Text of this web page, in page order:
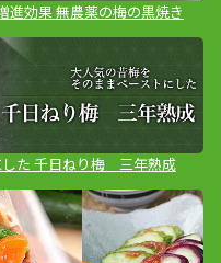
進効果 無農薬の梅の黒焼き
した 千日ねり梅 三年熟成